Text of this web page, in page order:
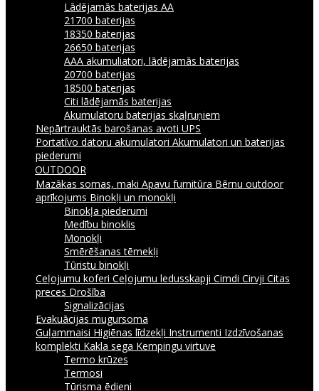
Lādējamās baterijas AA
21700 baterijas
18350 baterijas
26650 baterijas
AAA akumuliatori, lādējamās baterijas
20700 baterijas
18500 baterijas
Citi lādējamās baterijas
Akumulatoru baterijas skaļruņiem
Nepārtrauktās barošanas avoti UPS
Portatīvo datoru akumulatori Akumulatori un baterijas
piederumi
OUTDOOR
Mazākas somas, maki Apavu furnitūra Bērnu outdoor
aprīkojums Binokļi un monokļi
Binokļa piederumi
Medību binoklis
Monokļi
Smērēšanas tēmekļi
Tūristu binokļi
Ceļojumu koferi Ceļojumu ledusskapji Cimdi Cirvji Citas
preces Drošība
Signalizācijas
Evakuācijas mugursoma
Guļammaisi Higiēnas līdzekļi Instrumenti Izdzīvošanas
komplekti Kakla sega Kempingu virtuve
Termo krūzes
Termosi
Tūrisma ēdieni